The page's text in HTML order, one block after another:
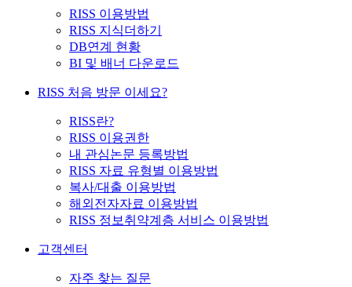
RISS 이용방법
RISS 지식더하기
DB연계 현황
BI 및 배너 다운로드
RISS 처음 방문 이세요?
RISS란?
RISS 이용권한
내 관심논문 등록방법
RISS 자료 유형별 이용방법
복사/대출 이용방법
해외전자자료 이용방법
RISS 정보취약계층 서비스 이용방법
고객센터
자주 찾는 질문